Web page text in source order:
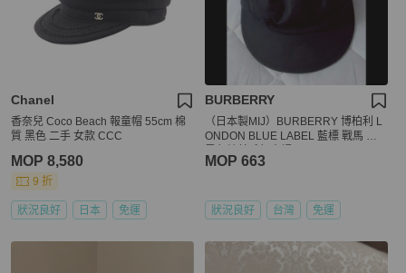
Chanel
香奈兒 Coco Beach 報童帽 55cm 棉
質 黑色 二手 女款 CCC
MOP 8,580
9 折
狀況良好 日本 免運
BURBERRY
（日本製MIJ）BURBERRY 博柏利 L
ONDON BLUE LABEL 藍標 戰馬 女
MOP 663
狀況良好 台灣 免運